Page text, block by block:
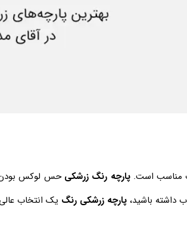
مناسب است.پارچه رنگ زرشکی حس لوکس بودن
داشته باشید،پارچه زرشکی رنگ یک انتخاب